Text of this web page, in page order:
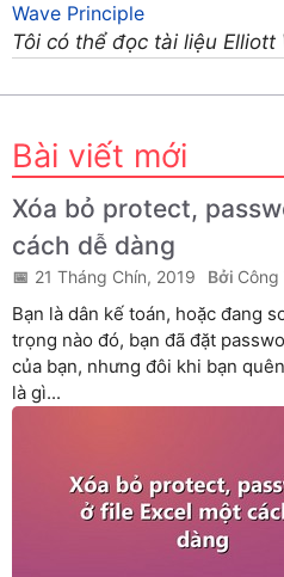
Wave Principle
Tôi có thể đọc tài liệu Elliott
Bài viết mới
Xóa bỏ protect,
cách dễ dàng
21 Tháng Chín, 2019 Công
Bạn là dân kế toán, hoặc đang
trọng nào đó, bạn đã đặt
của bạn, nhưng đôi khi bạn
là gì...